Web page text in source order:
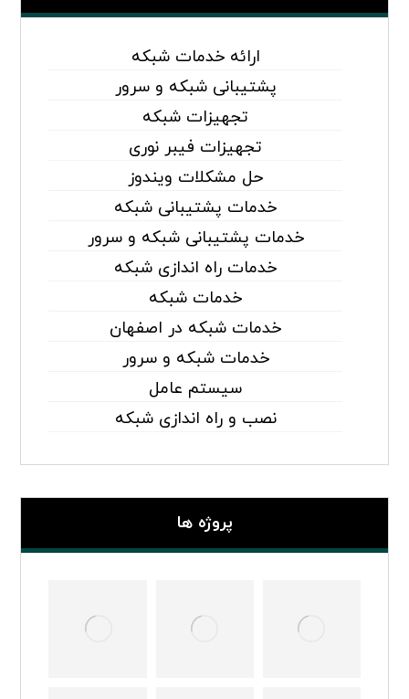
ارائه خدمات شبکه
پشتیبانی شبکه و سرور
تجهیزات شبکه
تجهیزات فیبر نوری
حل مشکلات ویندوز
خدمات پشتیبانی شبکه
خدمات پشتیبانی شبکه و سرور
خدمات راه اندازی شبکه
خدمات شبکه
خدمات شبکه در اصفهان
خدمات شبکه و سرور
سیستم عامل
نصب و راه اندازی شبکه
پروژه ها